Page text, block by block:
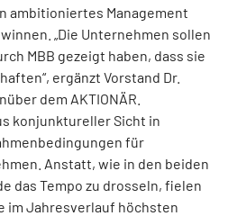
ambitioniertes Management
„Die Unternehmen sollen
MBB gezeigt haben, dass sie
ergänzt Vorstand Dr.
dem AKTIONÄR.
konjunktureller Sicht in
für
Anstatt, wie in den beiden
das Tempo zu drosseln, fielen
im Jahresverlauf höchsten